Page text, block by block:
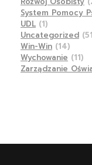
System Pomocy
UDL (1)
Uncategorized
Win-Win (14)
Wychowanie (11)
Zarządzanie